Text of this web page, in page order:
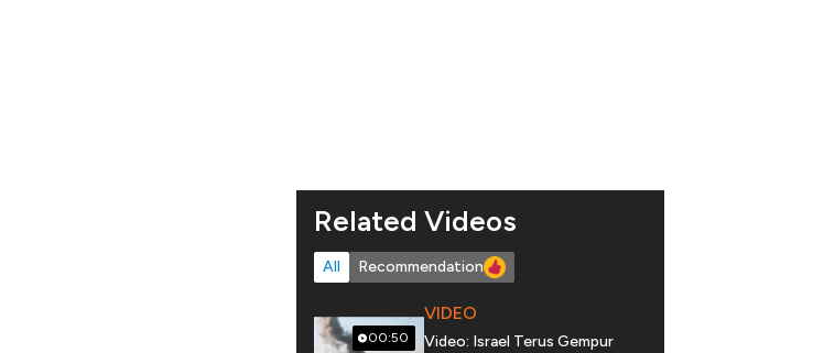
Related Videos
All Recommendation
00:50
VIDEO
Video: Israel Terus Gempur